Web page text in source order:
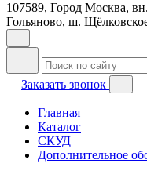
107589, Город Москва,
Гольяново, ш.
Заказать звонок
Главная
Каталог
СКУД
Дополнительное